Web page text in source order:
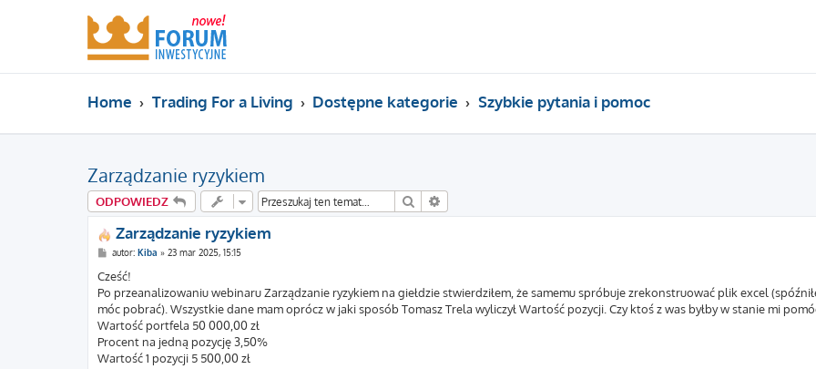
Home Trading For a Living Dostępne kategorie Szybkie pytania i pomoc
Zarządzanie ryzykiem
ODPOWIEDZ Szukaj
Zarządzanie ryzykiem
P
s
t
autor: Kiba » 23 mar 2025, 15:15
Cześć!
Po przeanalizowaniu webinaru Zarządzanie ryzykiem na giełdzie stwierdziłem, że samemu spróbuje zrekonstruować plik excel
móc pobrać). Wszystkie dane mam oprócz w jaki sposób Tomasz Trela wyliczył Wartość pozycji. Czy ktoś z was byłby w stanie mi
Wartość portfela 50 000,00 zł
Procent na jedną pozycję 3,50%
Wartość 1 pozycji 5 500,00 zł